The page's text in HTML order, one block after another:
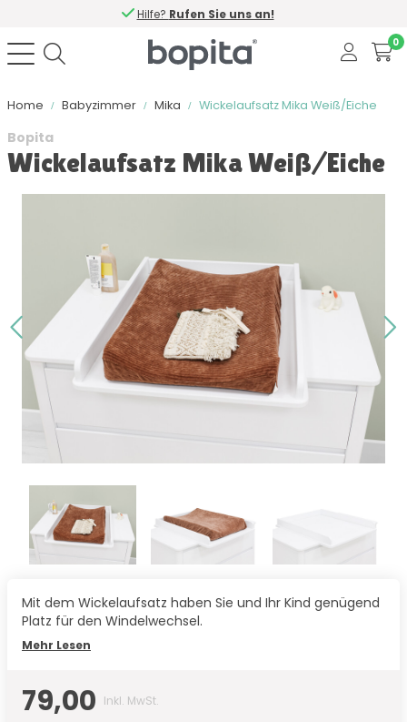
Hilfe? Rufen Sie uns an!
0
Home Babyzimmer Mika Wickelaufsatz Mika Weiß/Eiche
Bopita
Wickelaufsatz Mika Weiß/Eiche
Mit dem Wickelaufsatz haben Sie und Ihr Kind genügend
Platz für den Windelwechsel.
Mehr Lesen
79,00 Inkl. MwSt.